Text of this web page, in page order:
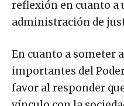
reflexión en cuanto a
administración de
En cuanto a someter
importantes del
favor al responder